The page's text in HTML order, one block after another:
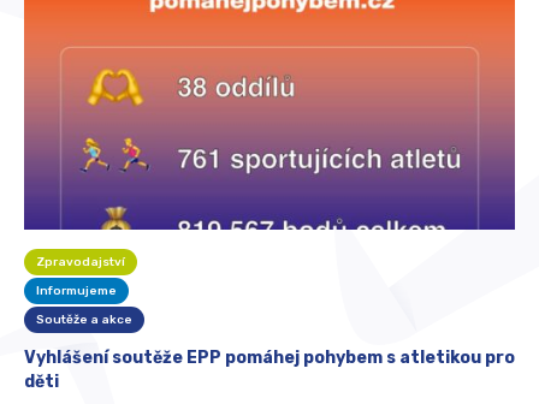
Zpravodajství
Informujeme
Soutěže a akce
Vyhlášení soutěže EPP pomáhej pohybem s atletikou pro
děti